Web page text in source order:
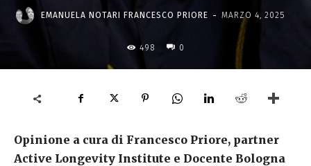
EMANUELA NOTARI FRANCESCO PRIORE - MARZO 4, 2025
498 0
Opinione a cura di Francesco Priore, partner
Active Longevity Institute e Docente Bologna